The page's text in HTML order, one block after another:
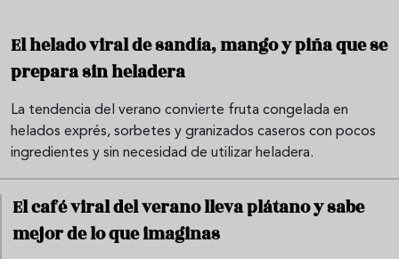
El helado viral de sandía, mango y piña que se
prepara sin heladera
La tendencia del verano convierte fruta congelada en
helados exprés, sorbetes y granizados caseros con pocos
ingredientes y sin necesidad de utilizar heladera.
El café viral del verano lleva plátano y sabe
mejor de lo que imaginas